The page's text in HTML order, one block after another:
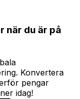
när du är på
Konvertera
pengar
idag!